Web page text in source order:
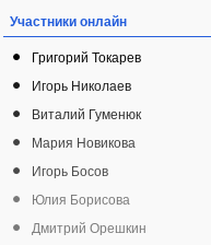
Участники онлайн
Григорий Токарев
Игорь Николаев
Виталий Гуменюк
Мария Новикова
Игорь Босов
Юлия Борисова
Дмитрий Орешкин